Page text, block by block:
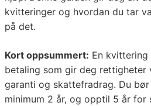
kvitteringer og hvordan du tar
på det.
Kort oppsummert: En
betaling som gir deg rettigheter
garanti og skattefradrag. Du
minimum 2 år, og opptil 5 år for